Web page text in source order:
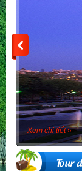
Xem chi tiết »
Tour